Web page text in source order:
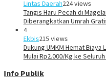
Lintas Daerah224 views
Tangis Haru Pecah di
Diberangkatkan Umrah
4
Ekbis215 views
Dukung UMKM Hemat
Mulai Rp2.000/Kg ke
Info Publik